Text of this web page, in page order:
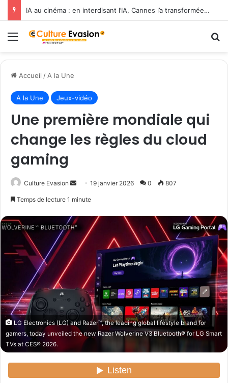
IA au cinéma : en interdisant l’IA, Cannes l’a transformée en label de luxe
Menu
Accueil / A la Une
A la Une Jeux-vidéo
Une première mondiale qui
change les règles du cloud
gaming
Culture Evasion
o
y
e
r
o
u
r
i
l
19 janvier 2026 0 807
Temps de lecture 1 minute
LG Electronics (LG) and Razer™, the leading global lifestyle brand for
gamers, today unveiled the new Razer Wolverine V3 Bluetooth® for LG Smart
TVs at CES® 2026.